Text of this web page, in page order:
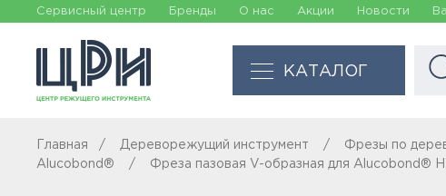
Сервисный центр Бренды О нас Акции Новости
КАТАЛОГ
Главная Дереворежущий инструмент Фрезы по
Alucobond®
Фреза пазовая V-образная для Alucobond®